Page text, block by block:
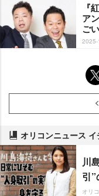
『
ア
ご
2025-
オリコンニュース
川
引
オリ